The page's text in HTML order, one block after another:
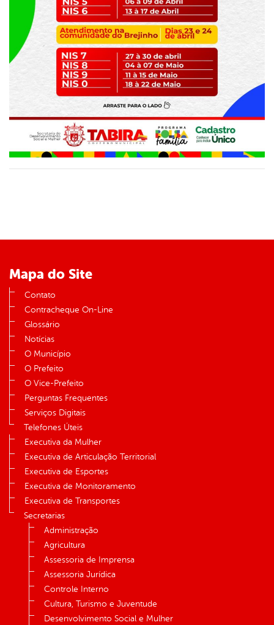
Mapa do Site
Contato
Contracheque On-Line
Glossário
Notícias
O Município
O Prefeito
O Vice-Prefeito
Perguntas Frequentes
Serviços Digitais
Telefones Úteis
Executiva da Mulher
Executiva de Articulação Territorial
Executiva de Esportes
Executiva de Monitoramento
Executiva de Transportes
Secretarias
Administração
Agricultura
Assessoria de Imprensa
Assessoria Jurídica
Controle Interno
Cultura, Turismo e Juventude
Desenvolvimento Social e Mulher